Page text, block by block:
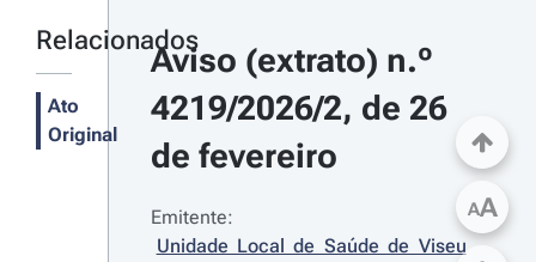
Relacionados
Ato
Original
Aviso (extrato) n.º
4219/2026/2, de 26
de fevereiro
Emitente:
Unidade Local de Saúde de Viseu
AA